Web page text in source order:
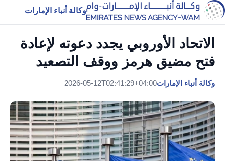
وكالة أنباء الإمارات
الاتحاد الأوروبي يجدد دعوته لإعادة
فتح مضيق هرمز ووقف التصعيد
وكالة أنباء الإمارات2026-05-12T02:41:29+04:00